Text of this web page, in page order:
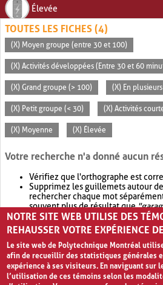
Élevée
TOUTES LES FICHES (4)
(X) Moyen groupe (entre 30 et 100)
(X) Activités développées (Entre 30 et 60
(X) Grand groupe (> 100) (X) En
(X) Petit groupe (< 30) (X) Activités
(X) Moyenne (X) Élevée
Votre recherche n'a donné aucun
Vérifiez que l'orthographe est
Supprimez les guillemets autour
rechercher chaque mot
souvent plus de résultat que
Envisagez d'élargir votre
retournera souvent plus de
NOTRE SITE WEB UTILISE DES
REHAUSSER VOTRE EXPÉRIENCE
Le site web de Polytechnique Montréal
afin de recueillir des statistiques générales
expérience à ses visiteurs. En naviguant sur
l’utilisation de ces témoins selon les